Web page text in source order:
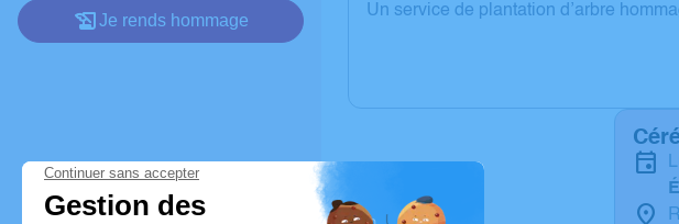
Je rends hommage Un service de plantation d’arbre